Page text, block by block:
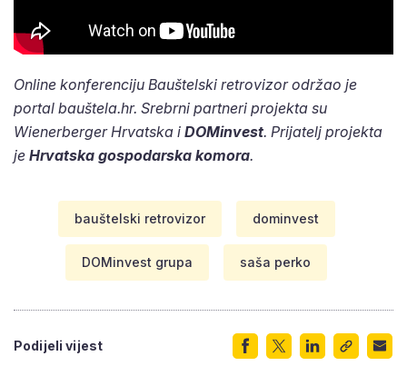
Online konferenciju Bauštelski retrovizor održao je
portal bauštela.hr. Srebrni partneri projekta su
Wienerberger Hrvatska i DOMinvest. Prijatelj projekta
je Hrvatska gospodarska komora.
bauštelski retrovizor dominvest
DOMinvest grupa saša perko
Podijeli vijest